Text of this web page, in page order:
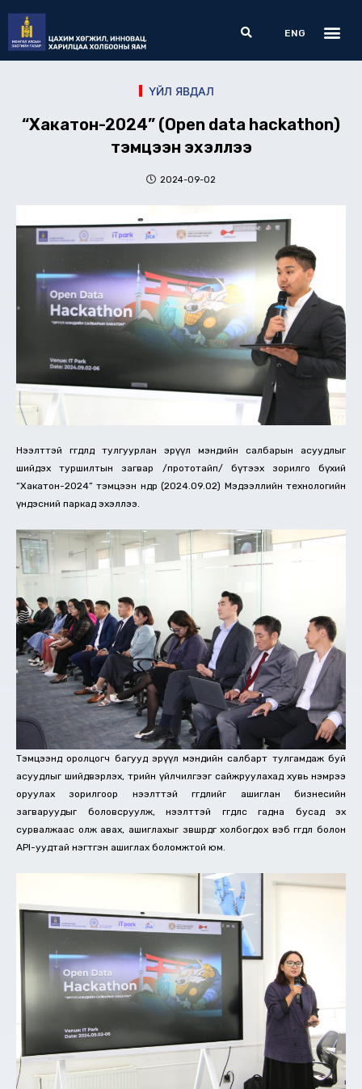
content
Search
ENG
ҮЙЛ ЯВДАЛ
“Хакатон-2024” (Open data hackathon)
тэмцээн эхэллээ
2024-09-02
Нээлттэй өгөгдөлд тулгуурлан эрүүл мэндийн салбарын асуудлыг
шийдэх туршилтын загвар /прототайп/ бүтээх зорилго бүхий
“Хакатон-2024” тэмцээн өнөөдөр (2024.09.02) Мэдээллийн технологийн
үндэсний паркад эхэллээ.
Тэмцээнд оролцогч багууд эрүүл мэндийн салбарт тулгамдаж буй
асуудлыг шийдвэрлэх, төрийн үйлчилгээг сайжруулахад хувь нэмрээ
оруулах зорилгоор нээлттэй өгөгдлийг ашиглан бизнесийн
загваруудыг боловсруулж, нээлттэй өгөгдлөөс гадна бусад эх
сурвалжаас олж авах, ашиглахыг зөвшөөрдөг холбогдох вэб өгөгдөл болон
API-уудтай нэгтгэн ашиглах боломжтой юм.